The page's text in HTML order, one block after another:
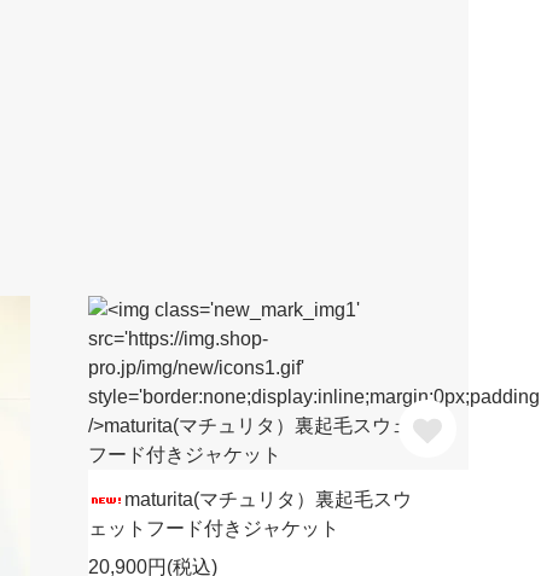
maturita(マチュリタ）裏起毛スウ
ェットフード付きジャケット
20,900円(税込)